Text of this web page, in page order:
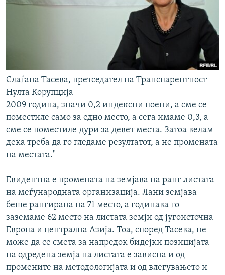
Слаѓана Тасева, претседател на Транспарентност
Нулта Корупција
2009 година, значи 0,2 индексни поени, а сме се
поместиле само за едно место, а сега имаме 0,3, а
сме се поместиле дури за девет места. Затоа велам
дека треба да го гледаме резултатот, а не промената
на местата."
Евидентна е промената на земјава на ранг листата
на меѓународната организација. Лани земјава
беше рангирана на 71 место, а годинава го
заземаме 62 место на листата земји од југоисточна
Европа и централна Азија. Тоа, според Тасева, не
може да се смета за напредок бидејки позицијата
на одредена земја на листата е зависна и од
промените на методологијата и од влегувањето и